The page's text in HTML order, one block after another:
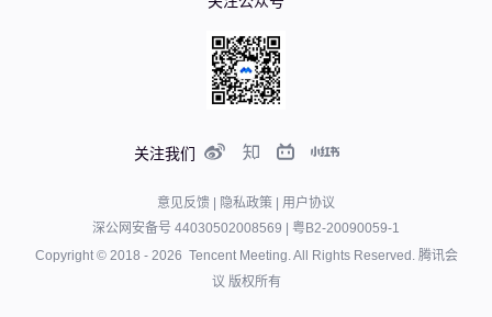
如何使用自定义布局？（一）
如何使用自定义布局？（二）
会议室连接器
什么是腾讯会议Rooms？
关注我们
意见反馈 隐私政策
用户协议
深公网安备号 44030502008569
粤B2-20090059-1
Copyright © 2018 - 2026 Tencent Meeting. All Rights Reserved. 腾讯会
议 版权所有